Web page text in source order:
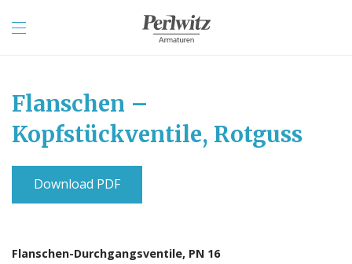
Flanschen –
Kopfstückventile, Rotguss
Download PDF
Flanschen-Durchgangsventile, PN 16